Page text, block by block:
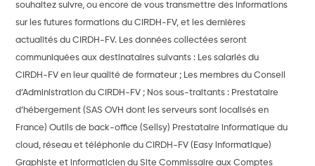
souhaitez suivre, ou encore de vous transmettre des informations
sur les futures formations du CIRDH-FV, et les dernières
actualités du CIRDH-FV. Les données collectées seront
communiquées aux destinataires suivants : Les salariés du
CIRDH-FV en leur qualité de formateur ; Les membres du Conseil
d’Administration du CIRDH-FV ; Nos sous-traitants : Prestataire
d’hébergement (SAS OVH dont les serveurs sont localisés en
France) Outils de back-office (Sellsy) Prestataire informatique du
cloud, réseau et téléphonie du CIRDH-FV (Easy informatique)
Graphiste et informaticien du Site Commissaire aux Comptes